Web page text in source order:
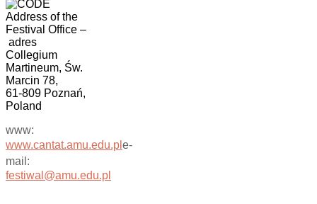
Address of the
Festival Office –
adres
Collegium
Martineum, Św.
Marcin 78,
61-809 Poznań,
Poland
www:
www.cantat.amu.edu.pl e-
mail:
festiwal@amu.edu.pl